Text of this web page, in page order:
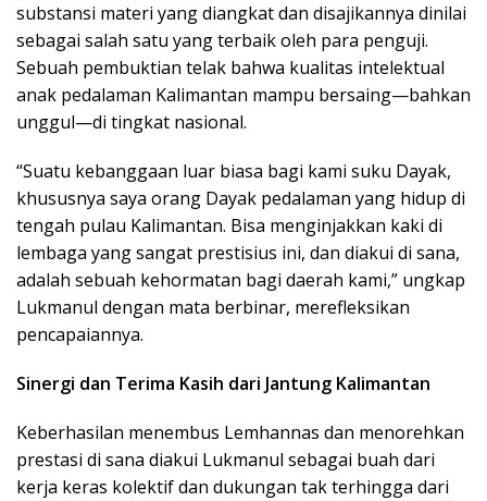
substansi materi yang diangkat dan disajikannya dinilai
sebagai salah satu yang terbaik oleh para penguji.
Sebuah pembuktian telak bahwa kualitas intelektual
anak pedalaman Kalimantan mampu bersaing—bahkan
unggul—di tingkat nasional.
“Suatu kebanggaan luar biasa bagi kami suku Dayak,
khususnya saya orang Dayak pedalaman yang hidup di
tengah pulau Kalimantan. Bisa menginjakkan kaki di
lembaga yang sangat prestisius ini, dan diakui di sana,
adalah sebuah kehormatan bagi daerah kami,” ungkap
Lukmanul dengan mata berbinar, merefleksikan
pencapaiannya.
Sinergi dan Terima Kasih dari Jantung Kalimantan
Keberhasilan menembus Lemhannas dan menorehkan
prestasi di sana diakui Lukmanul sebagai buah dari
kerja keras kolektif dan dukungan tak terhingga dari